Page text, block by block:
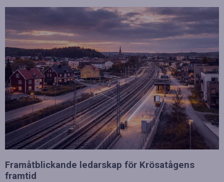
Framåtblickande ledarskap för Krösatågens
framtid